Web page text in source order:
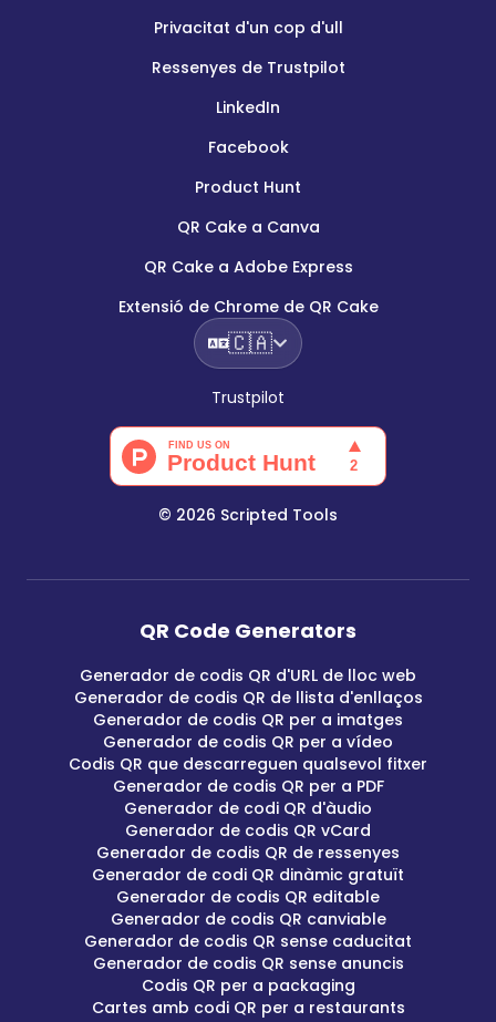
Privacitat d'un cop d'ull
Ressenyes de Trustpilot
LinkedIn
Facebook
Product Hunt
QR Cake a Canva
QR Cake a Adobe Express
Extensió de Chrome de QR Cake
🇨🇦
Trustpilot
© 2026 Scripted Tools
QR Code Generators
Generador de codis QR d'URL de lloc web
Generador de codis QR de llista d'enllaços
Generador de codis QR per a imatges
Generador de codis QR per a vídeo
Codis QR que descarreguen qualsevol fitxer
Generador de codis QR per a PDF
Generador de codi QR d'àudio
Generador de codis QR vCard
Generador de codis QR de ressenyes
Generador de codi QR dinàmic gratuït
Generador de codis QR editable
Generador de codis QR canviable
Generador de codis QR sense caducitat
Generador de codis QR sense anuncis
Codis QR per a packaging
Cartes amb codi QR per a restaurants